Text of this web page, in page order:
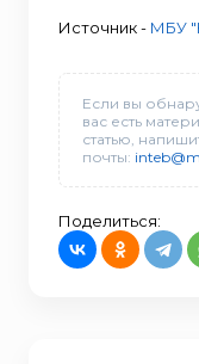
Источник - МБУ
Если вы
вас есть
статью,
почты:
Поделиться: